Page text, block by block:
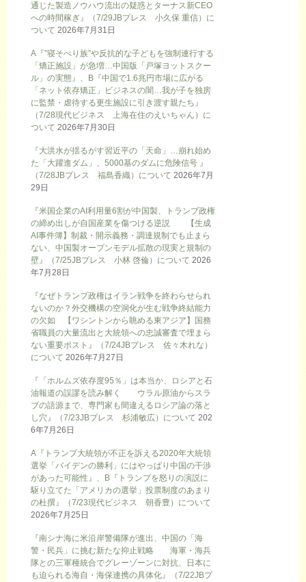
通じた製造ノウハウ流出の疑惑とターナス新CEO
への時間稼ぎ』（7/29JBプレス 小久保 重信）に
ついて 2026年7月31日
A『”寝そべり族”や反抗的な子どもを強制連行する
「矯正施設」が急増…中国版「戸塚ヨットスクー
ル」の実態』、B『中国で1.6兆円市場に広がる
「ネット依存矯正」ビジネスの闇…我が子を独房
に監禁・虐待する更生施設に引き渡す親たち』
（7/28現代ビジネス 上海在住のえいちゃん）に
ついて 2026年7月30日
『大洪水が揺るがす習近平の「天命」…崩れ始め
た「大躍進ダム」、5000基のダムに危険信号 』
（7/28JBプレス 福島香織）について 2026年7月
29日
『米国企業のAI利用量6割が中国製、トランプ政権
の締め出しが自国産業を傷つける逆説 【生成
AI事件簿】制裁・開示義務・調達規制でも止まら
ない、中国製オープンモデル拡散の現実と規制の
壁』（7/25JBプレス 小林 啓倫）について 2026
年7月28日
『なぜトランプ政権はイラン戦争を終わらせられ
ないのか？外交機構の空洞化が生む戦争終結能力
の欠如 【ワシントンから眺める東アジア】国務
省職員の大量流出と大統領への忠誠審査で埋まら
ない重要ポスト』（7/24JBプレス 佐々木れな）
について 2026年7月27日
『「ホルムズ依存度95％」は本当か、ロシアと石
油報道の誤謬を読み解く ウラル原油からスラ
ブの語源まで、専門家も間違えるロシア論の落と
し穴』（7/23JBプレス 杉浦敏広）について 202
6年7月26日
A『トランプ大統領が不正を訴える2020年大統領
選挙「バイデンの勝利」にはやっぱり中国の干渉
があった可能性』、B『トランプを怒りの演説に
駆り立てた「アメリカの選挙」投票制度のあまり
の杜撰』（7/23現代ビジネス 朝香豊）について
2026年7月25日
『南シナ海に米沿岸警備隊が進出、中国の「海
警・民兵」に挑む新たな抑止戦略 海軍・海兵
隊との三軍種統合でグレーゾーンに対抗、日本に
も迫られる海自・海保連携の具体化』（7/22JBプ